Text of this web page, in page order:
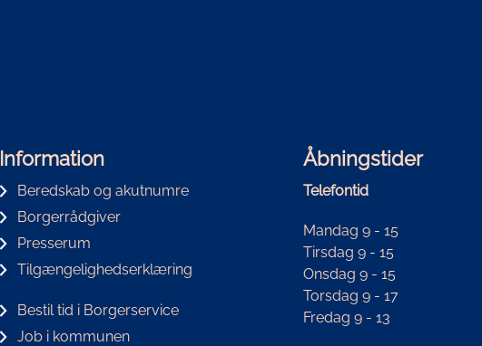
Information
Beredskab og akutnumre
Borgerrådgiver
Presserum
Tilgængelighedserklæring
Bestil tid i Borgerservice
Job i kommunen
Åbningstider
Telefontid
Mandag 9 - 15
Tirsdag 9 - 15
Onsdag 9 - 15
Torsdag 9 - 17
Fredag 9 - 13